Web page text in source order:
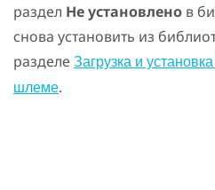
раздел Не установлено в
снова установить из
разделе Загрузка и
шлеме.